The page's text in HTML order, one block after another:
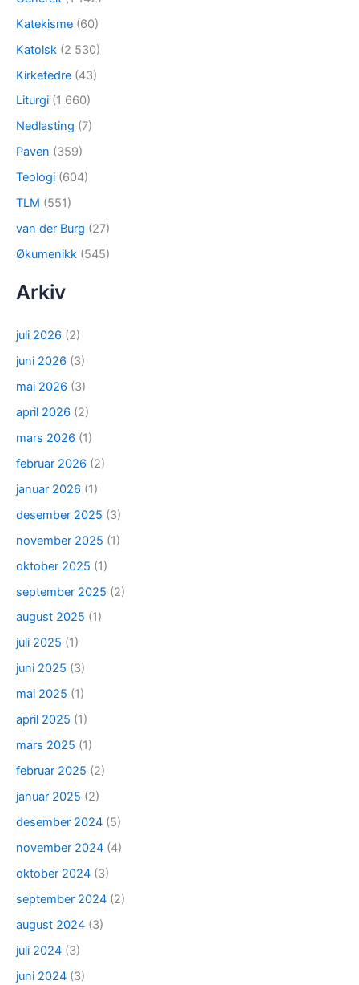
Katekisme (60)
Katolsk (2 530)
Kirkefedre (43)
Liturgi (1 660)
Nedlasting (7)
Paven (359)
Teologi (604)
TLM (551)
van der Burg (27)
Økumenikk (545)
Arkiv
juli 2026 (2)
juni 2026 (3)
mai 2026 (3)
april 2026 (2)
mars 2026 (1)
februar 2026 (2)
januar 2026 (1)
desember 2025 (3)
november 2025 (1)
oktober 2025 (1)
september 2025 (2)
august 2025 (1)
juli 2025 (1)
juni 2025 (3)
mai 2025 (1)
april 2025 (1)
mars 2025 (1)
februar 2025 (2)
januar 2025 (2)
desember 2024 (5)
november 2024 (4)
oktober 2024 (3)
september 2024 (2)
august 2024 (3)
juli 2024 (3)
juni 2024 (3)